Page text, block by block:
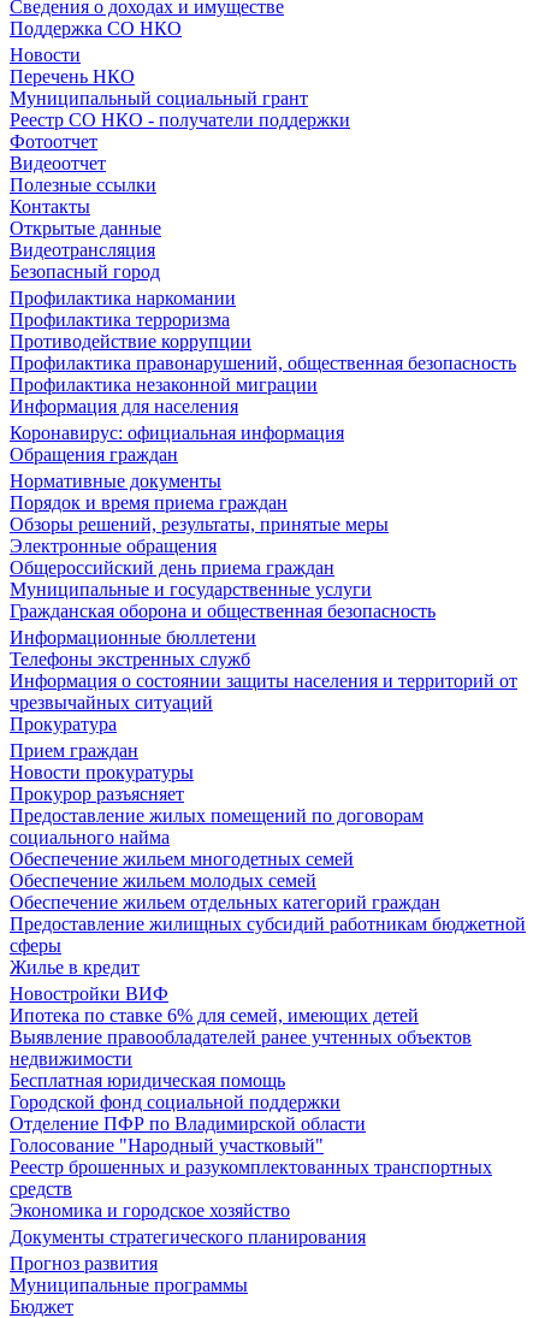
Сведения о доходах и имуществе
Поддержка СО НКО
Новости
Перечень НКО
Муниципальный социальный грант
Реестр СО НКО - получатели поддержки
Фотоотчет
Видеоотчет
Полезные ссылки
Контакты
Открытые данные
Видеотрансляция
Безопасный город
Профилактика наркомании
Профилактика терроризма
Противодействие коррупции
Профилактика правонарушений, общественная безопасность
Профилактика незаконной миграции
Информация для населения
Коронавирус: официальная информация
Обращения граждан
Нормативные документы
Порядок и время приема граждан
Обзоры решений, результаты, принятые меры
Электронные обращения
Общероссийский день приема граждан
Муниципальные и государственные услуги
Гражданская оборона и общественная безопасность
Информационные бюллетени
Телефоны экстренных служб
Информация о состоянии защиты населения и территорий от
чрезвычайных ситуаций
Прокуратура
Прием граждан
Новости прокуратуры
Прокурор разъясняет
Предоставление жилых помещений по договорам
социального найма
Обеспечение жильем многодетных семей
Обеспечение жильем молодых семей
Обеспечение жильем отдельных категорий граждан
Предоставление жилищных субсидий работникам бюджетной
сферы
Жилье в кредит
Новостройки ВИФ
Ипотека по ставке 6% для семей, имеющих детей
Выявление правообладателей ранее учтенных объектов
недвижимости
Бесплатная юридическая помощь
Городской фонд социальной поддержки
Отделение ПФР по Владимирской области
Голосование "Народный участковый"
Реестр брошенных и разукомплектованных транспортных
средств
Экономика и городское хозяйство
Документы стратегического планирования
Прогноз развития
Муниципальные программы
Бюджет